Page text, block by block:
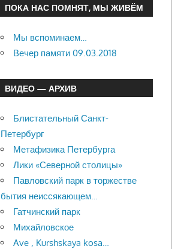
ПОКА НАС ПОМНЯТ, МЫ ЖИВЁМ
Мы вспоминаем…
Вечер памяти 09.03.2018
ВИДЕО — АРХИВ
Блистательный Санкт-
Петербург
Метафизика Петербурга
Лики «Северной столицы»
Павловский парк в торжестве
бытия неиссякающем…
Гатчинский парк
Михайловское
Ave , Kurshskaya kosa…